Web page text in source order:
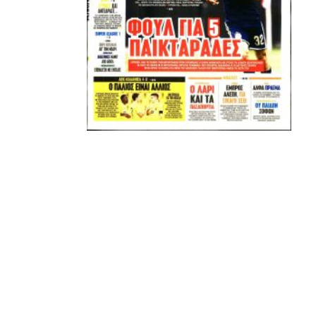
είναι αυτές που τους θέτουν εκτός κάδρου για εμάς
είμαστε πάντα διαθέσιμοι…
ADVERTISEMENT